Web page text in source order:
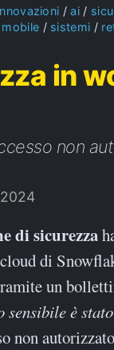
ai
mobile
sistemi
in
non
di sicurezza
di
un
sensibile è
non